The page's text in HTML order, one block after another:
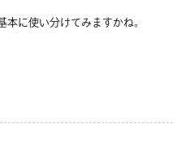
に使い分けてみますかね。